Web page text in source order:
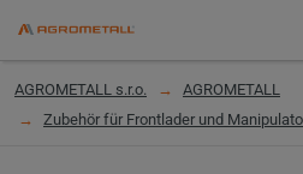
AGROMETALL s.r.o.
AGROMETALL
Zubehör für Frontlader und